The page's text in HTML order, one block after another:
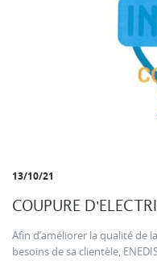
13/10/21
COUPURE
Afin d’améliorer la qualité de
besoins de sa clientèle,